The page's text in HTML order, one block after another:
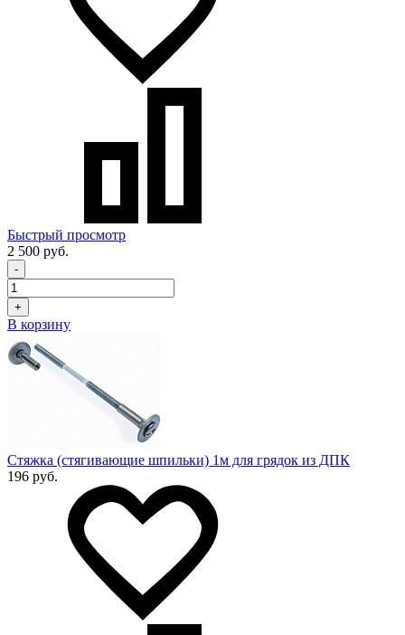
Быстрый просмотр
2 500 руб.
-
+
В корзину
Стяжка (стягивающие шпильки) 1м для грядок из ДПК
196 руб.